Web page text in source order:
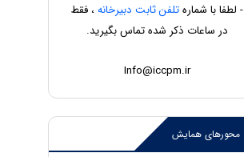
- لطفا با شمارهتلفن ثابت دبیرخانه، فقط
در ساعات ذکر شده تماس بگیرید.
Info@iccpm.ir
محورهای همایش